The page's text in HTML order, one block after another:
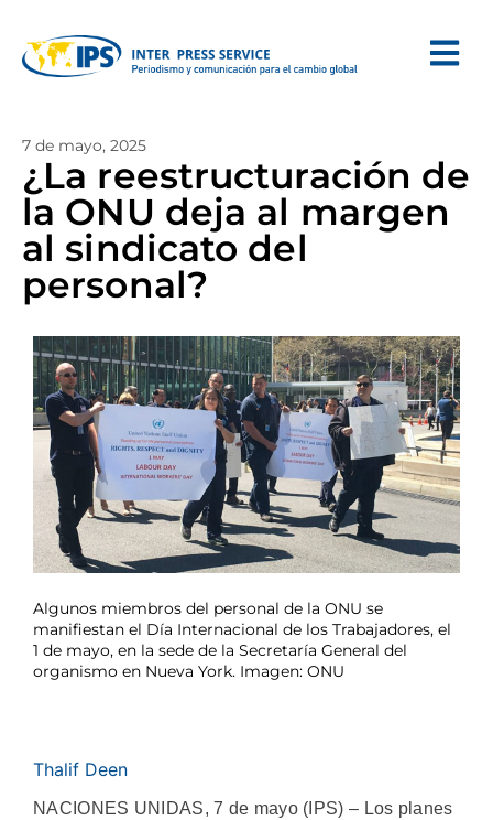
7 de mayo, 2025
¿La reestructuración de
la ONU deja al margen
al sindicato del
personal?
Algunos miembros del personal de la ONU se
manifiestan el Día Internacional de los Trabajadores, el
1 de mayo, en la sede de la Secretaría General del
organismo en Nueva York. Imagen: ONU
Thalif Deen
NACIONES UNIDAS, 7 de mayo (IPS) – Los planes